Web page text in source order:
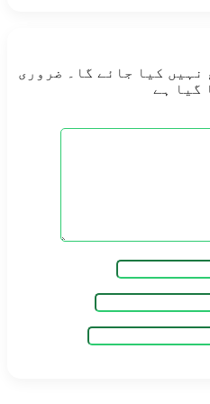
کیا جائے گا۔
ضروری
گیا ہے